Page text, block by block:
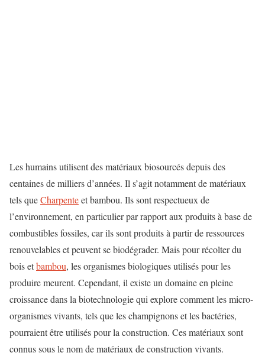
Les humains utilisent des matériaux biosourcés depuis des
centaines de milliers d’années. Il s’agit notamment de matériaux
tels queCharpenteet bambou. Ils sont respectueux de
l’environnement, en particulier par rapport aux produits à base de
combustibles fossiles, car ils sont produits à partir de ressources
renouvelables et peuvent se biodégrader. Mais pour récolter du
bois etbambou, les organismes biologiques utilisés pour les
produire meurent. Cependant, il existe un domaine en pleine
croissance dans la biotechnologie qui explore comment les micro-
organismes vivants, tels que les champignons et les bactéries,
pourraient être utilisés pour la construction. Ces matériaux sont
connus sous le nom de matériaux de construction vivants.